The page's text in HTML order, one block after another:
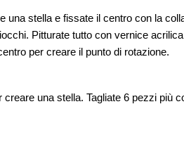
una stella e fissate il centro con la
Pitturate tutto con vernice
per creare il punto di rotazione.
una stella. Tagliate 6 pezzi più